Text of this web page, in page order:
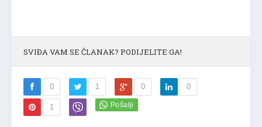
SVIĐA VAM SE ČLANAK? PODIJELITE GA!
0 1 0 0
1